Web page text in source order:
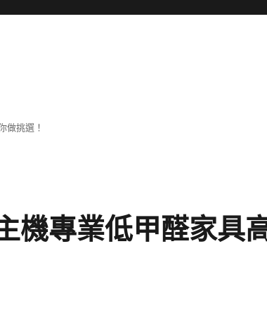
做挑選！
專業低甲醛家具